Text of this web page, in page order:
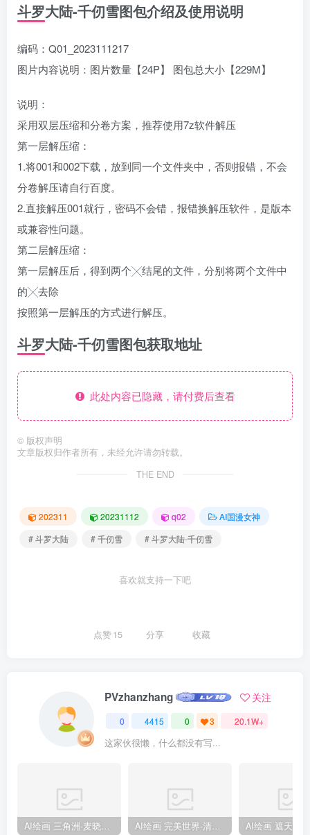
斗罗大陆-千仞雪图包介绍及使用说明
编码：Q01_2023111217
图片内容说明：图片数量【24P】 图包总大小【229M】
说明：
采用双层压缩和分卷方案，推荐使用7z软件解压
第一层解压缩：
1.将001和002下载，放到同一个文件夹中，否则报错，不会
分卷解压请自行百度。
2.直接解压001就行，密码不会错，报错换解压软件，是版本
或兼容性问题。
第二层解压缩：
第一层解压后，得到两个╳结尾的文件，分别将两个文件中
的╳去除
按照第一层解压的方式进行解压。
斗罗大陆-千仞雪图包获取地址
此处内容已隐藏，请付费后查看
© 版权声明
文章版权归作者所有，未经允许请勿转载。
THE END
202311 20231112 q02
AI国漫女神
# 斗罗大陆
# 千仞雪 # 斗罗大陆-千仞雪
喜欢就支持一下吧
点赞15 分享 收藏
PVzhanzhang 关注
0 4415 0 3 20.1W+
这家伙很懒，什么都没有写...
AI绘画 三角洲-麦晓雯 [15P] [57M] AI绘画 完美世界-清漪 [86P] [1173M]